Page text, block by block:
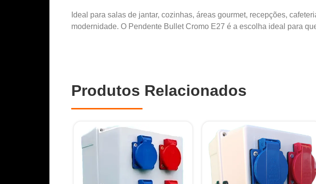
Ideal para salas de jantar, cozinhas, áreas gourmet, recepções,
modernidade. O Pendente Bullet Cromo E27 é a escolha ideal para
Produtos Relacionados